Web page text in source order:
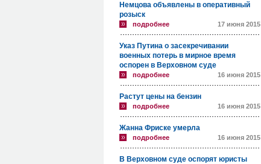
Немцова объявлены в оперативный
розыск
подробнее 17 июня 2015
Указ Путина о засекречивании
военных потерь в мирное время
оспорен в Верховном суде
подробнее 16 июня 2015
Растут цены на бензин
подробнее 16 июня 2015
Жанна Фриске умерла
подробнее 16 июня 2015
В Верховном суде оспорят юристы